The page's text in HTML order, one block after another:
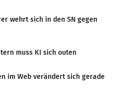
wehrt sich in den SN gegen
muss KI sich outen
im Web verändert sich gerade